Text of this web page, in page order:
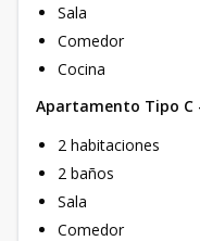
Sala
Comedor
Cocina
Apartamento Tipo C
2 habitaciones
2 baños
Sala
Comedor